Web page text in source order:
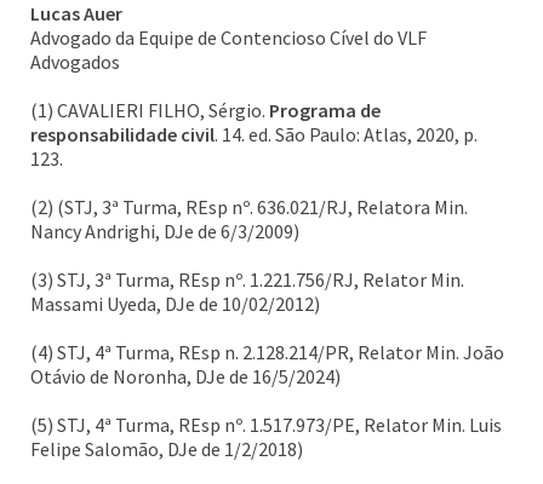
Lucas Auer
Advogado da Equipe de Contencioso Cível do VLF
Advogados
(1) CAVALIERI FILHO, Sérgio. Programa de
responsabilidade civil. 14. ed. São Paulo: Atlas, 2020, p.
123.
(2) (STJ, 3ª Turma, REsp nº. 636.021/RJ, Relatora Min.
Nancy Andrighi, DJe de 6/3/2009)
(3) STJ, 3ª Turma, REsp nº. 1.221.756/RJ, Relator Min.
Massami Uyeda, DJe de 10/02/2012)
(4) STJ, 4ª Turma, REsp n. 2.128.214/PR, Relator Min. João
Otávio de Noronha, DJe de 16/5/2024)
(5) STJ, 4ª Turma, REsp nº. 1.517.973/PE, Relator Min. Luis
Felipe Salomão, DJe de 1/2/2018)